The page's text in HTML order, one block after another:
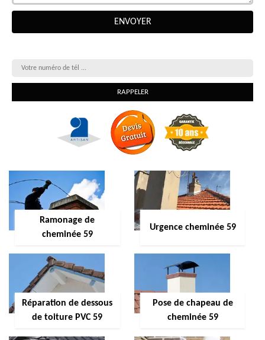
Ramonage de
cheminée 59
Urgence cheminée 59
Réparation de dessous
de toiture PVC 59
Pose de chapeau de
cheminée 59